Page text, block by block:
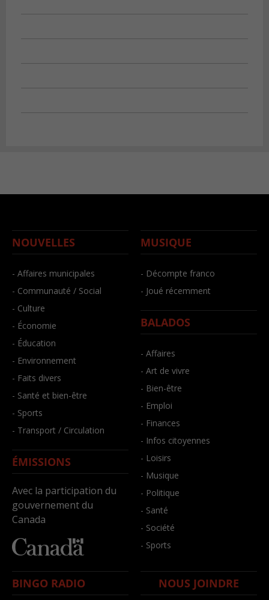
NOUVELLES
- Affaires municipales
- Communauté / Social
- Culture
- Économie
- Éducation
- Environnement
- Faits divers
- Santé et bien-être
- Sports
- Transport / Circulation
ÉMISSIONS
Avec la participation du
gouvernement du
Canada
MUSIQUE
- Décompte franco
- Joué récemment
BALADOS
- Affaires
- Art de vivre
- Bien-être
- Emploi
- Finances
- Infos citoyennes
- Loisirs
- Musique
- Politique
- Santé
- Société
- Sports
BINGO RADIO NOUS JOINDRE